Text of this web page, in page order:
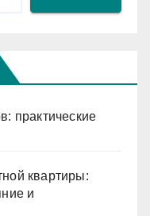
практические
квартиры:
и